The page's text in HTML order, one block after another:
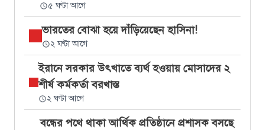
৫ ঘণ্টা আগে
ভারতের বোঝা হয়ে দাঁড়িয়েছেন হাসিনা!
২ ঘণ্টা আগে
ইরানে সরকার উৎখাতে ব্যর্থ হওয়ায় মোসাদের ২
শীর্ষ কর্মকর্তা বরখাস্ত
২ ঘণ্টা আগে
বন্ধের পথে থাকা আর্থিক প্রতিষ্ঠানে প্রশাসক বসছে